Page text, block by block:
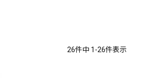
26件中 1 -26件表示